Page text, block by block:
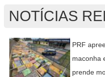
NOTÍCIAS
PRF
maconha
prende